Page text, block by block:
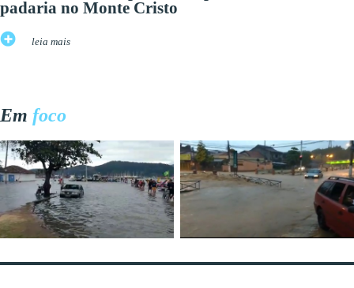
padaria no Monte Cristo
leia mais
Em foco